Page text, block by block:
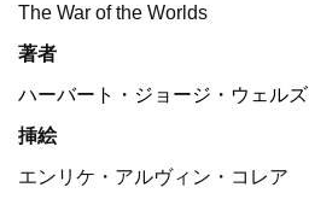
The War of the Worlds
著者
ハーバート・ジョージ・ウェルズ
挿絵
エンリケ・アルヴィン・コレア